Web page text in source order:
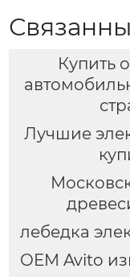
Купить
Лучшие
лебедка
OEM Avito